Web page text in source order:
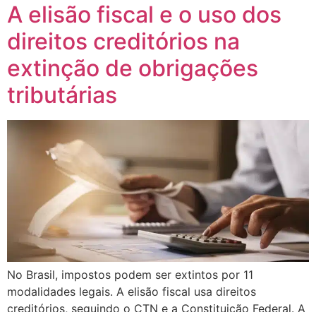
A elisão fiscal e o uso dos
direitos creditórios na
extinção de obrigações
tributárias
No Brasil, impostos podem ser extintos por 11
modalidades legais. A elisão fiscal usa direitos
creditórios, seguindo o CTN e a Constituição Federal. A